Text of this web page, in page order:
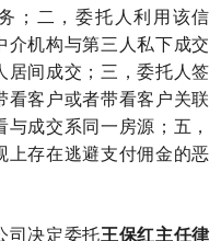
；二，委托人利用该信
介机构与第三人私下成交
居间成交；三，委托人签
看客户或者带看客户关联
与成交系同一房源；五，
上存在逃避支付佣金的恶
司决定委托王保红主任律